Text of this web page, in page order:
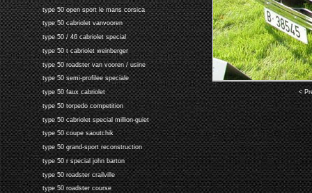
type 50 open sport le mans corsica
type 50 cabriolet vanvooren
type 50 / 46 cabriolet special
type 50 t cabriolet weinberger
type 50 roadster van vooren / usine
type 50 semi-profilee speciale
type 50 faux cabriolet
type 50 torpedo competition
type 50 cabriolet special million-guiet
type 50 coupe saoutchik
type 50 grand-sport reconstruction
type 50 r special john barton
type 50 roadster crailville
type 50 roadster course
<